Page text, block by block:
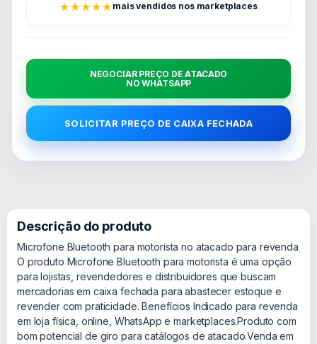
★★★★★ mais vendidos nos marketplaces
NEGOCIAR PREÇO DE ATACADO
NO WHATSAPP
SOLICITAR PREÇO DE CAIXA FECHADA
Descrição do produto
Microfone Bluetooth para motorista no atacado para revenda
O produto Microfone Bluetooth para motorista é uma opção
para lojistas, revendedores e distribuidores que buscam
mercadorias em caixa fechada para abastecer estoque e
revender com praticidade. Benefícios Indicado para revenda
em loja física, online, WhatsApp e marketplaces.Produto com
bom potencial de giro para catálogos de atacado.Venda em